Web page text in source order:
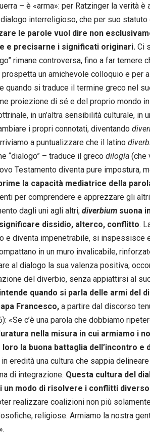
– è «arma»: per Ratzinger la verità è
interreligioso, che per suo
le parole vuol dire non
e precisarne i significati originari. Ci
rimane controversa, fino a far temere
un amichevole colloquio e per
quando si traduce il termine greco nel
proiezione di sé e del proprio mondo
in un’altra sensibilità culturale, in
i propri connotati, diventando
a puntualizzare che il latino
“dialogo” – traduce il greco dilogía (che
Testamento diventa pure impostura,
la capacità mediatrice della
per comprendere e apprezzare gli
dagli uni agli altri, diverbium suona
dissidio, alterco, conflitto.
e diventa impenetrabile, si inspessisce
in un muro invalicabile,
al dialogo la sua valenza positiva,
del diverbio, senza appiattirsi al
quando si parla delle armi del
Francesco, a partire dal discorso
«Se c’è una parola che dobbiamo
nella misura in cui armiamo i
loro la buona battaglia dell’incontro e
eredità una cultura che sappia
di integrazione. Questa cultura del
un modo di risolvere i conflitti
realizzare coalizioni non più
religiose. Armiamo la nostra